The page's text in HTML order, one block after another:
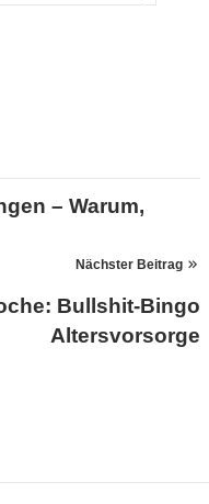
– Warum,
Nächster Beitrag
Bullshit-Bingo
Altersvorsorge